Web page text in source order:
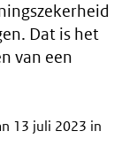
Dat is het
van een
13 juli 2023 in